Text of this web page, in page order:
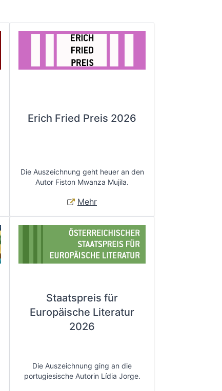
Erich Fried Preis 2026
Die Auszeichnung geht heuer an den
Autor Fiston Mwanza Mujila.
Mehr
Staatspreis für
Europäische Literatur
2026
Die Auszeichnung ging an die
portugiesische Autorin Lídia Jorge.